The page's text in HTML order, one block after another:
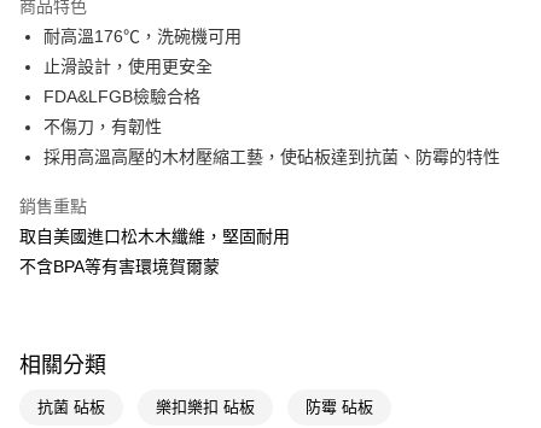
LINE Pay
Apple Pay
街口支付
悠遊付
Google Pay
便利好安心！
１．簡單：不需註冊會員、不需綁卡、不需儲值。
２．便利：只要手機號碼，簡訊認證，即可結帳。
３．安心：先確認商品／服務後，再付款。
商品特色
耐高溫176℃，洗碗機可用
止滑設計，使用更安全
FDA&LFGB檢驗合格
不傷刀，有韌性
採用高溫高壓的木材壓縮工藝，使砧板達到抗菌、防霉的特性
銷售重點
取自美國進口松木木纖維，堅固耐用
不含BPA等有害環境賀爾蒙
相關分類
抗菌 砧板 樂扣樂扣 砧板 防霉 砧板